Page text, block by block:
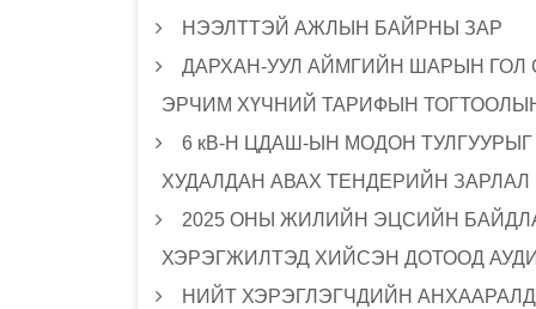
НЭЭЛТТЭЙ АЖЛЫН БАЙРНЫ ЗАР
ДАРХАН-УУЛ АЙМГИЙН ШАРЫН ГОЛ
ЭРЧИМ ХҮЧНИЙ ТАРИФЫН
6 кВ-Н ЦДАШ-ЫН МОДОН
ХУДАЛДАН АВАХ ТЕНДЕРИЙН ЗАРЛАЛ
2025 ОНЫ ЖИЛИЙН ЭЦСИЙН
ХЭРЭГЖИЛТЭД ХИЙСЭН ДОТООД
НИЙТ ХЭРЭГЛЭГЧДИЙН АНХААРАЛД